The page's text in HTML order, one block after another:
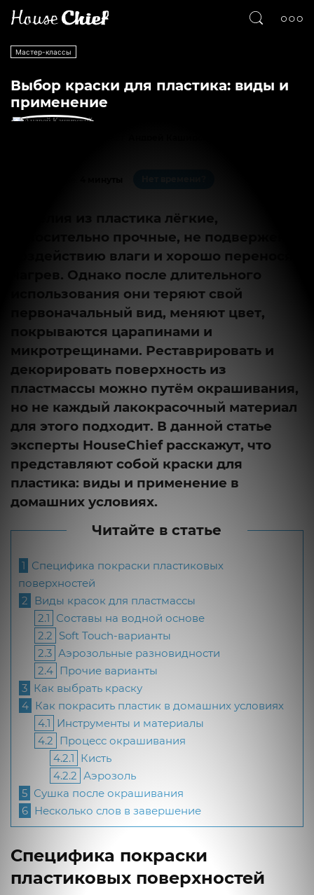
Мастер-классы
Выбор краски для пластика: виды и
применение
Изделия из пластика лёгкие,
относительно прочные, не подвержены
воздействию влаги и хорошо переносят
нагрев. Однако после длительного
использования они теряют свой
первоначальный вид, меняют цвет,
покрываются царапинами и
микротрещинами. Реставрировать и
декорировать поверхность из
пластмассы можно путём окрашивания,
но не каждый лакокрасочный материал
для этого подходит. В данной статье
эксперты HouseChief расскажут, что
представляют собой краски для
пластика: виды и применение в
домашних условиях.
Читайте в статье
1 Специфика покраски пластиковых
поверхностей
2
Виды красок для пластмассы
2.1 Составы на водной основе
2.2 Soft Touch-варианты
2.3 Аэрозольные разновидности
2.4 Прочие варианты
3 Как выбрать краску
4 Как покрасить пластик в домашних условиях
4.1 Инструменты и материалы
4.2 Процесс окрашивания
4.2.1 Кисть
4.2.2 Аэрозоль
5 Сушка после окрашивания
6 Несколько слов в завершение
Специфика покраски
пластиковых поверхностей